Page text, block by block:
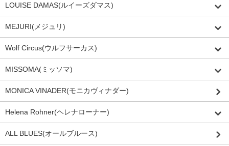
LOUISE DAMAS(ルイーズダマス)
MEJURI(メジュリ)
Wolf Circus(ウルフサーカス)
MISSOMA(ミッソマ)
MONICA VINADER(モニカヴィナダー)
Helena Rohner(ヘレナローナー)
ALL BLUES(オールブルース)